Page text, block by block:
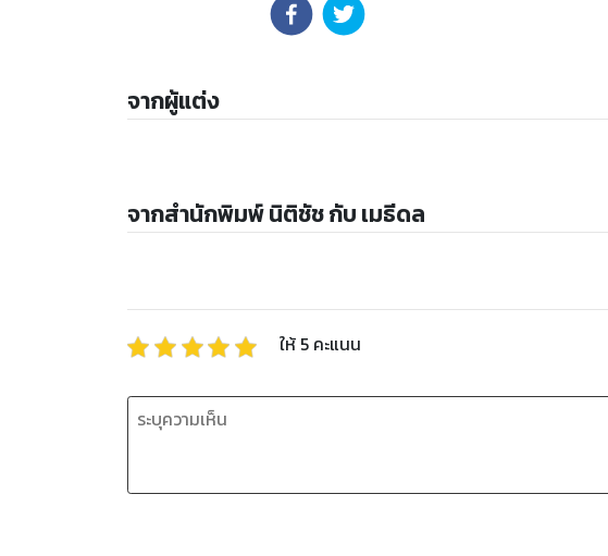
จากผู้แต่ง
จากสำนักพิมพ์ นิติชัช กับ เมธีดล
ให้ 5 คะแนน